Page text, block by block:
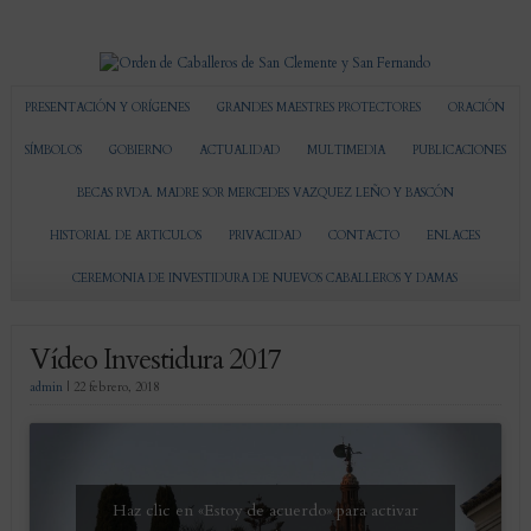
PRESENTACIÓN Y ORÍGENES GRANDES MAESTRES PROTECTORES ORACIÓN
SÍMBOLOS GOBIERNO ACTUALIDAD MULTIMEDIA PUBLICACIONES
BECAS RVDA. MADRE SOR MERCEDES VAZQUEZ LEÑO Y BASCÓN
HISTORIAL DE ARTICULOS PRIVACIDAD CONTACTO ENLACES
CEREMONIA DE INVESTIDURA DE NUEVOS CABALLEROS Y DAMAS
Vídeo Investidura 2017
admin | 22 febrero, 2018
Haz clic en «Estoy de acuerdo» para activar